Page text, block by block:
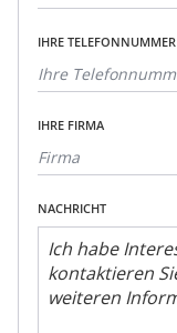
IHRE TELEFONNUMMER
IHRE FIRMA
NACHRICHT